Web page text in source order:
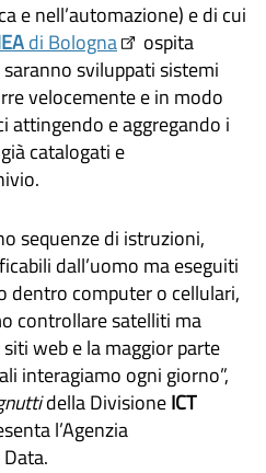
e nell’automazione) e di cui
di Bologna
ospita
sviluppati sistemi
velocemente e in modo
attingendo e aggregando i
catalogati e
sequenze di istruzioni,
dall’uomo ma eseguiti
dentro computer o cellulari,
controllare satelliti ma
web e la maggior parte
interagiamo ogni giorno”,
della DivisioneICT
l’Agenzia